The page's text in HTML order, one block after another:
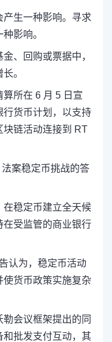
产生一种影响。寻求
影响。
、回购或票据中，
。
所在 6 月 5 日宣
行货币计划，以支持
块链活动连接到 RT
案稳定币挑战的答
在稳定币建立全天候
在受监管的商业银行
认为，稳定币活动
使货币政策实施复杂
会议框架提出的同
和批发支付互动，其